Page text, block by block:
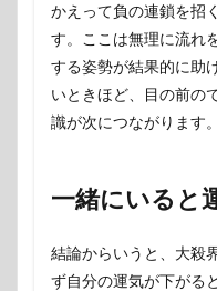
かえって負の連鎖を招
す。ここは無理に流れ
する姿勢が結果的に助
いときほど、目の前の
識が次につながります。
一緒にいると
結論からいうと、大殺
ず自分の運気が下がる